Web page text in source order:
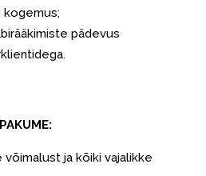
kogemus;
pädevus
PAKUME:
ja kõiki vajalikke